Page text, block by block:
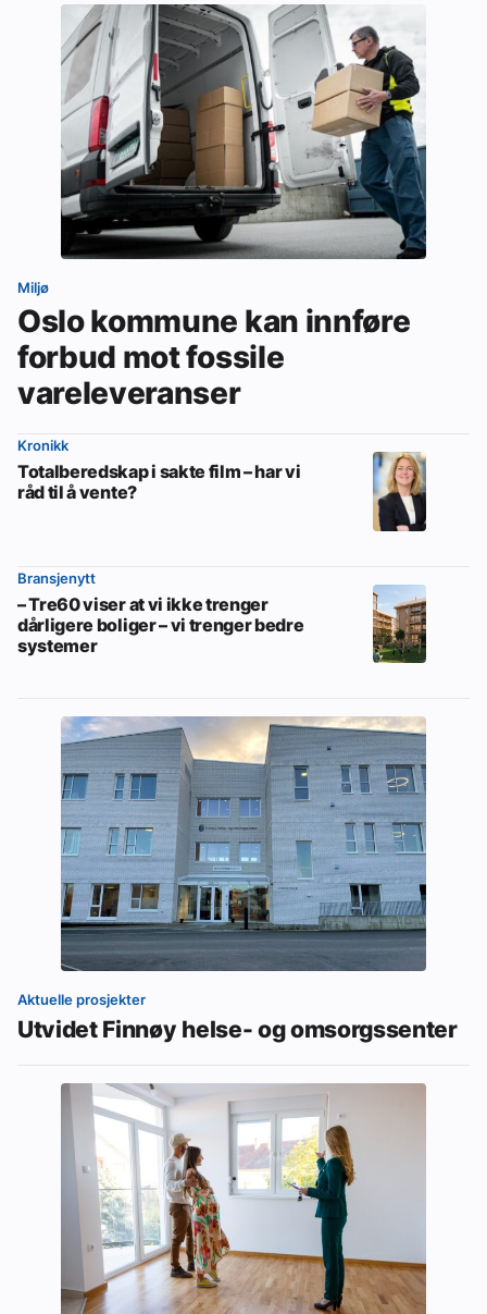
Miljø
Oslo kommune kan innføre
forbud mot fossile
vareleveranser
Kronikk
Totalberedskap i sakte film – har vi
råd til å vente?
Bransjenytt
– Tre60 viser at vi ikke trenger
dårligere boliger – vi trenger bedre
systemer
Aktuelle prosjekter
Utvidet Finnøy helse- og omsorgssenter